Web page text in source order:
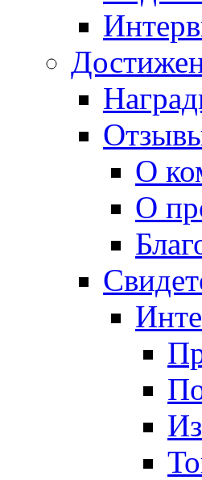
О
О